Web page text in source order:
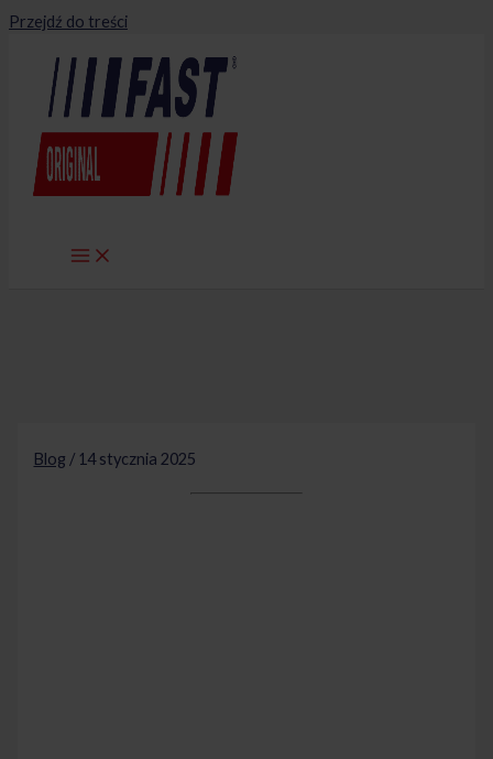
Przejdź do treści
Blog / 14 stycznia 2025